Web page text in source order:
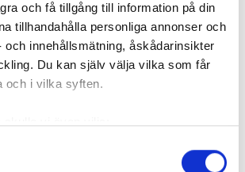
och få tillgång till information på din
tillhandahålla personliga annonser och
och innehållsmätning, åskådarinsikter
Du kan själv välja vilka som får
och i vilka syften.
noggrannhet på upp till flera meter
en viktig del i hemförsäkringen
inte om spricka i
vräks efter 30 år